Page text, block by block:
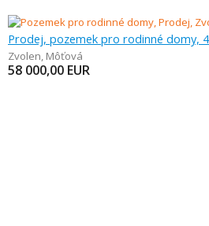
Prodej, pozemek pro rodinné domy,
Zvolen, Môťová
58 000,00 EUR